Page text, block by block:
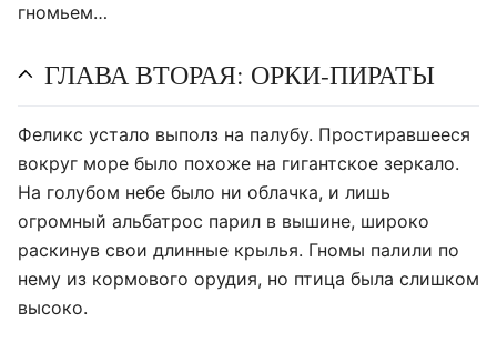
гномьем…
ГЛАВА ВТОРАЯ: ОРКИ-ПИРАТЫ
Феликс устало выполз на палубу. Простиравшееся
вокруг море было похоже на гигантское зеркало.
На голубом небе было ни облачка, и лишь
огромный альбатрос парил в вышине, широко
раскинув свои длинные крылья. Гномы палили по
нему из кормового орудия, но птица была слишком
высоко.